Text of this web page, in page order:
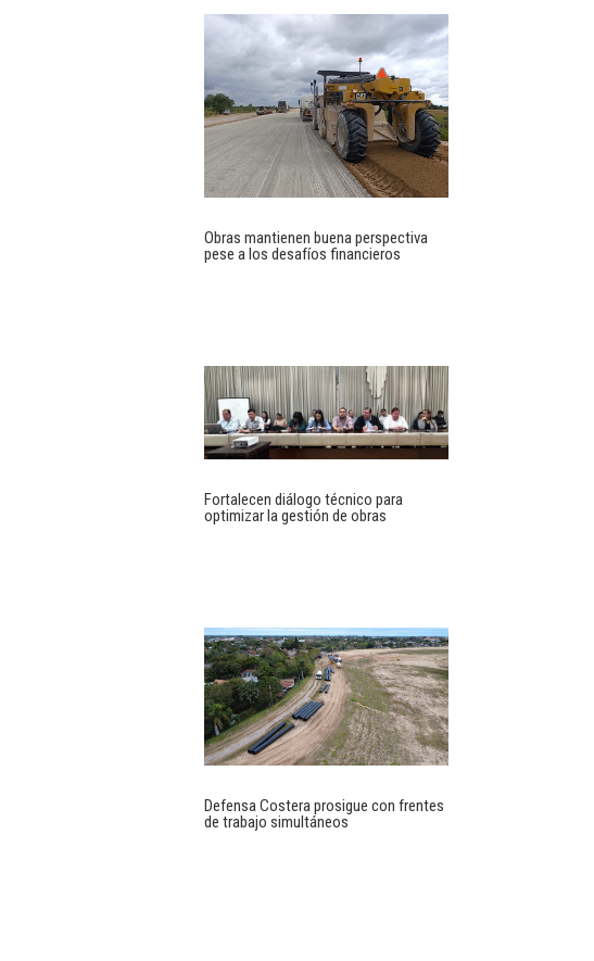
Obras mantienen buena perspectiva
pese a los desafíos financieros
Fortalecen diálogo técnico para
optimizar la gestión de obras
Defensa Costera prosigue con frentes
de trabajo simultáneos